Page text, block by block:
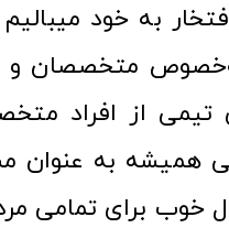
به خود
به‌خصوص متخصصان
از افراد
به عنوان
خوب برای تمامی